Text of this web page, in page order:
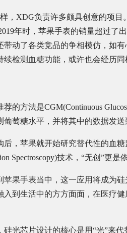
，XDG负责许多颇具创意的项
年时，苹果手表的销量超过了
动了各类竞品的争相模仿，如
检测血糖功能，或许也会经历同
的方法是CGM(Continuous
萄糖水平，并将其中的数据发
后，苹果就开始研究替代性的血
Spectroscopy)技术，“无创”更
果手表当中，这一应用将成为
入到生活中的方方面面，在医疗
光芯片设计的核心是用“光”来